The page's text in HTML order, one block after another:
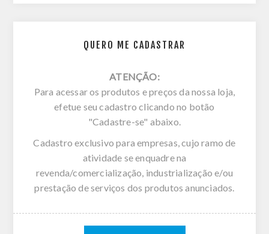
QUERO ME CADASTRAR
ATENÇÃO:
Para acessar os produtos e preços da nossa loja,
efetue seu cadastro clicando no botão
"Cadastre-se" abaixo.
Cadastro exclusivo para empresas, cujo ramo de
atividade se enquadre na
revenda/comercialização, industrialização e/ou
prestação de serviços dos produtos anunciados.